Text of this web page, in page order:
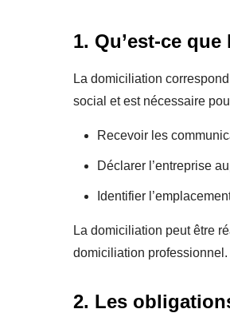
1. Qu’est-ce
La domiciliation
social et est nécessaire
Recevoir les
Déclarer l’entreprise
Identifier
La domiciliation peut être
domiciliation professionnel.
2. Les